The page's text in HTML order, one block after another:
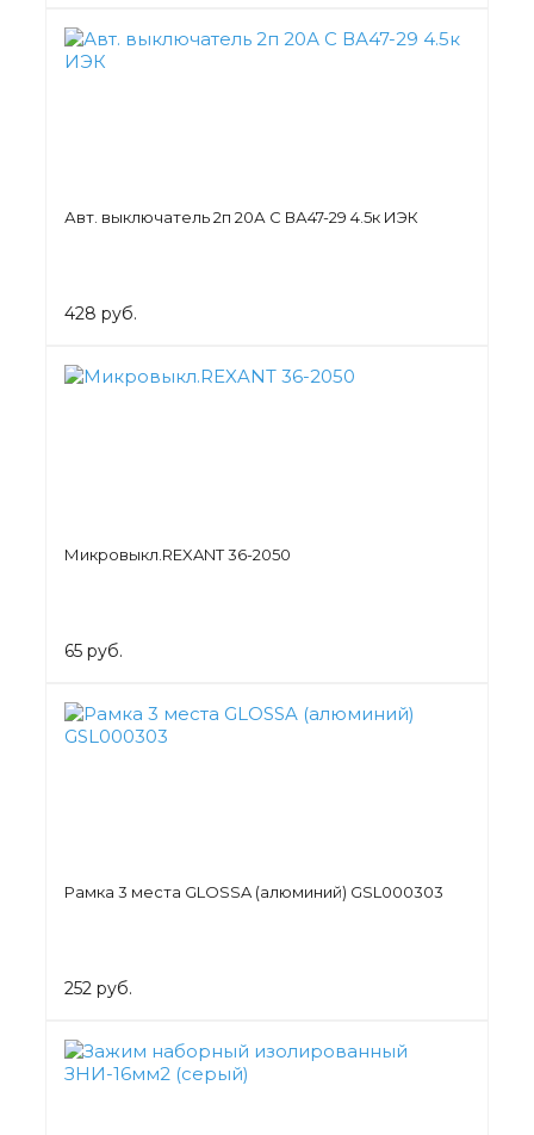
Авт. выключатель 2п 20А С ВА47-29 4.5к ИЭК
428 руб.
Микровыкл.REXANT 36-2050
65 руб.
Рамка 3 места GLOSSA (алюминий) GSL000303
252 руб.